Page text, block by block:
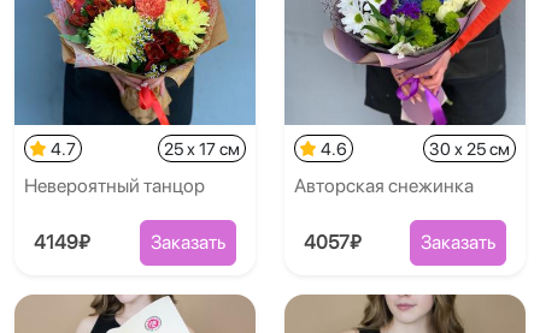
4.7 25 x 17 см
Невероятный танцор
4149₽ Заказать
4.6 30 x 25 см
Авторская снежинка
4057₽ Заказать